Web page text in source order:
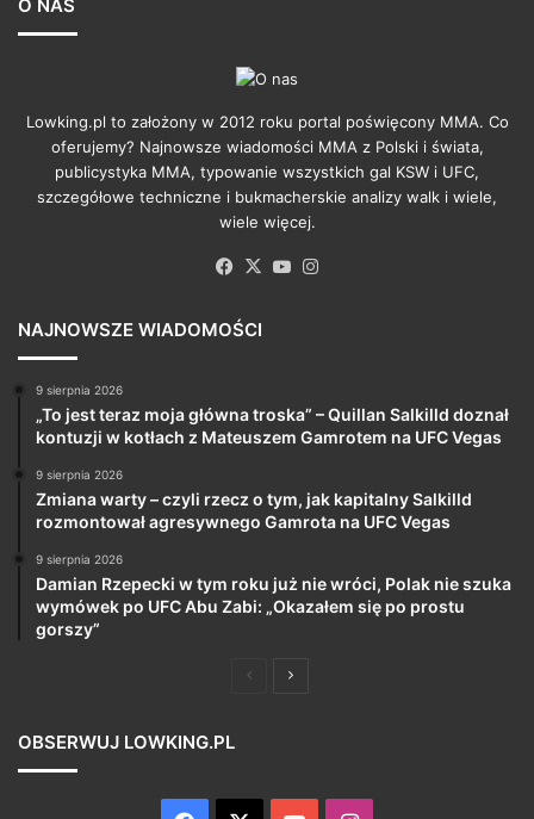
O NAS
Lowking.pl to założony w 2012 roku portal poświęcony MMA. Co
oferujemy? Najnowsze wiadomości MMA z Polski i świata,
publicystyka MMA, typowanie wszystkich gal KSW i UFC,
szczegółowe techniczne i bukmacherskie analizy walk i wiele,
wiele więcej.
Facebook
X YouTube
NAJNOWSZE WIADOMOŚCI
9 sierpnia 2026
„To jest teraz moja główna troska” – Quillan Salkilld doznał
kontuzji w kotłach z Mateuszem Gamrotem na UFC Vegas
9 sierpnia 2026
Zmiana warty – czyli rzecz o tym, jak kapitalny Salkilld
rozmontował agresywnego Gamrota na UFC Vegas
9 sierpnia 2026
Damian Rzepecki w tym roku już nie wróci, Polak nie szuka
wymówek po UFC Abu Zabi: „Okazałem się po prostu
gorszy”
PoprzedniaNastępna
OBSERWUJ LOWKING.PL